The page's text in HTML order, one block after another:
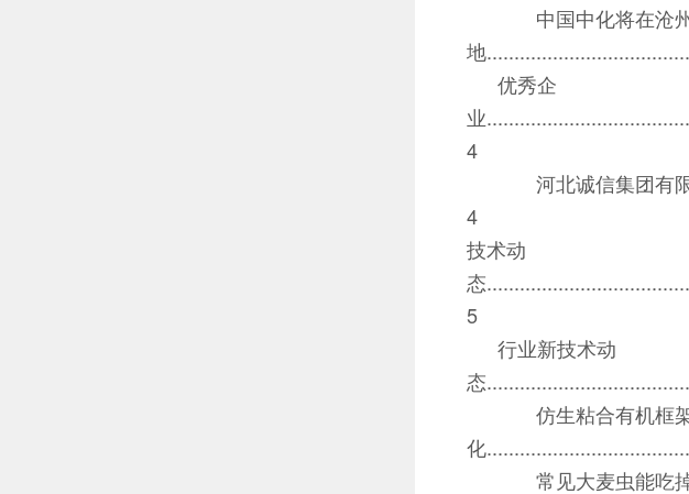
中国中化将在沧
地
优秀企
业
4
河北诚信集团有限
4
技术动
态
5
行业新技术动
态
仿生粘合有机框架
化
常见大麦虫能吃